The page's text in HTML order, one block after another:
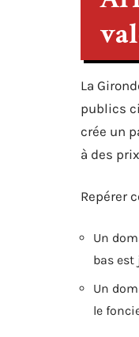
La
publics
crée un
à des
Repérer
Un
bas
Un
le